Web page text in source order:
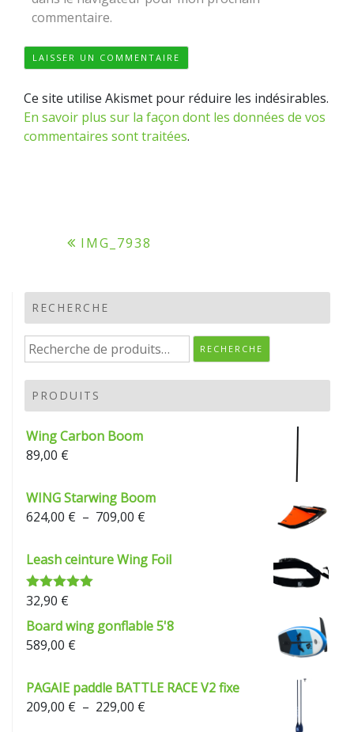
commentaire.
Ce site utilise Akismet pour réduire les indésirables.
En savoir plus sur la façon dont les données de vos
commentaires sont traitées.
Navigation
l’article
IMG_7938
RECHERCHE
Recherche
pour :
RECHERCHE
PRODUITS
Wing Carbon Boom
89,00 €
WING Starwing Boom
624,00 € – 709,00 €
prix :
624,00 €
Leash ceinture Wing Foil
Note 5.00
32,90 €
Board wing gonflable 5'8
589,00 €
PAGAIE paddle BATTLE RACE V2 fixe
209,00 € – 229,00 €